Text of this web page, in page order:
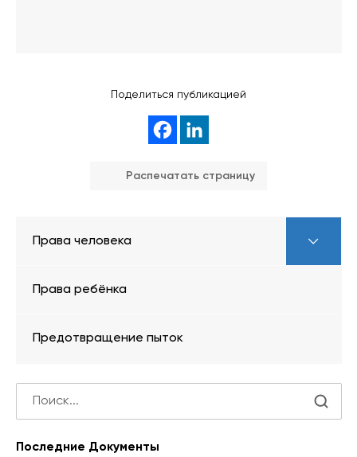
Поделиться публикацией
Распечатать страницу
Права человека
Права ребёнка
Предотвращение пыток
Последние Документы